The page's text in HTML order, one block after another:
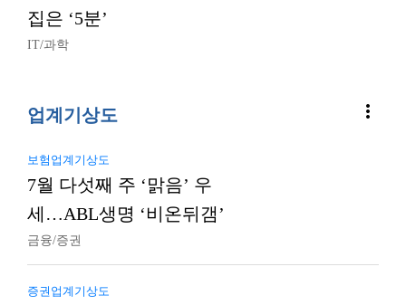
집은 ‘5분’
IT/과학
업계기상도 more_vert
보험업계기상도
7월 다섯째 주 ‘맑음’ 우
세…ABL생명 ‘비온뒤갬’
금융/증권
증권업계기상도